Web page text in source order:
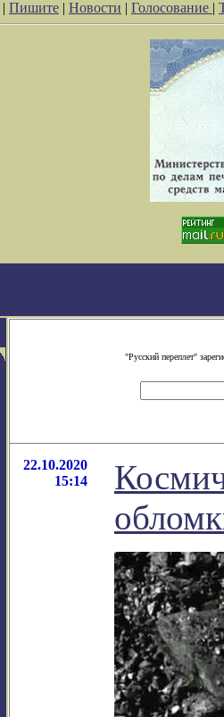
| Пишите | Новости | Голосование |
"Русский переплет"
22.10.2020
15:14